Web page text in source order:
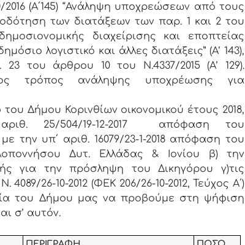
(Α΄145) “Ανάληψη υποχρεώσεων από τους
των διατάξεων των παρ. 1 και 2 του
διαχείρισης και εποπτείας
λογιστικό και άλλες διατάξεις” (Α’ 143),
του άρθρου 10 του Ν.4337/2015 (Α’ 129).
τρόπος ανάληψης υποχρέωσης για
Δήμου Κορινθίων οικονομικού έτους 2018,
25/504/19-12-2017 απόφαση του
την υπ΄ αριθ. 16079/23-1-2018 απόφαση του
Δυτ. Ελλάδας & Ιονίου β) την
για την πρόσληψη του Δικηγόρου γ)τις
26-10-2012 (ΦΕΚ 206/26-10-2012, Τεύχος Α΄)
του Δήμου μας να προβούμε στη ψήφιση
σ’ αυτόν.